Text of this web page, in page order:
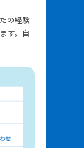
の経験
す。自